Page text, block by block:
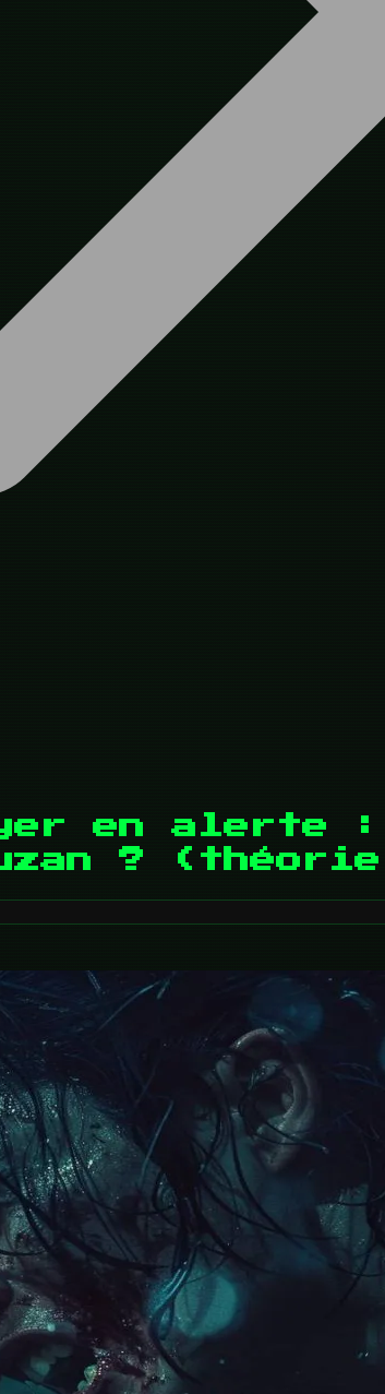
en alerte
? (théorie